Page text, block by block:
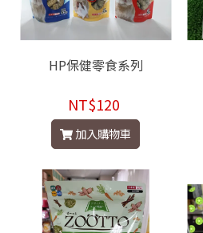
HP保健零食系列
NT$120
加入購物車